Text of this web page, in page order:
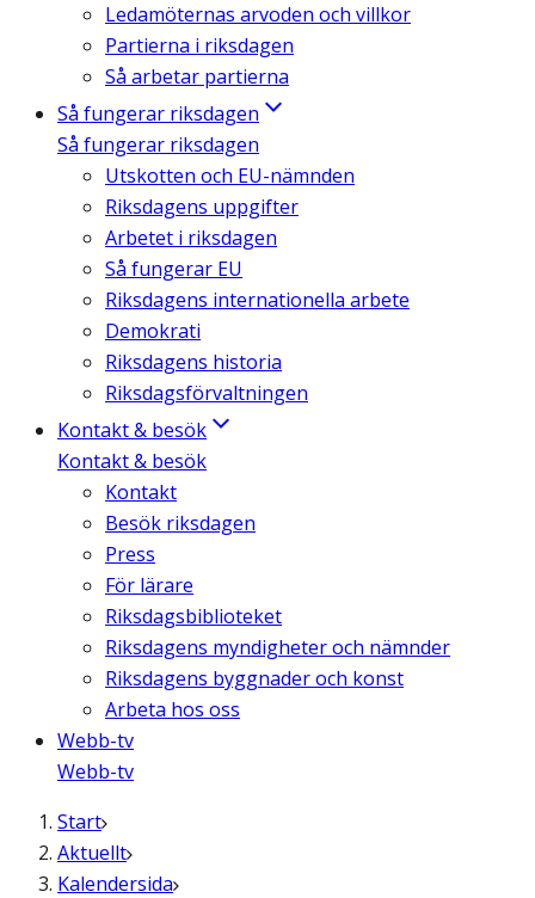
Ledamöternas arvoden och villkor
Partierna i riksdagen
Så arbetar partierna
Så fungerar riksdagen
Så fungerar riksdagen
Utskotten och EU-nämnden
Riksdagens uppgifter
Arbetet i riksdagen
Så fungerar EU
Riksdagens internationella arbete
Demokrati
Riksdagens historia
Riksdagsförvaltningen
Kontakt & besök
Kontakt & besök
Kontakt
Besök riksdagen
Press
För lärare
Riksdagsbiblioteket
Riksdagens myndigheter och nämnder
Riksdagens byggnader och konst
Arbeta hos oss
Webb-tv
Webb-tv
Start
Aktuellt
Kalendersida